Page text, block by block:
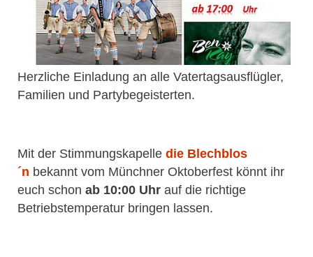
Herzliche Einladung an alle Vatertagsausflügler,
Familien und Partybegeisterten.
Mit der Stimmungskapelle die Blechblos
´n bekannt vom Münchner Oktoberfest könnt ihr
euch schon ab 10:00 Uhr auf die richtige
Betriebstemperatur bringen lassen.